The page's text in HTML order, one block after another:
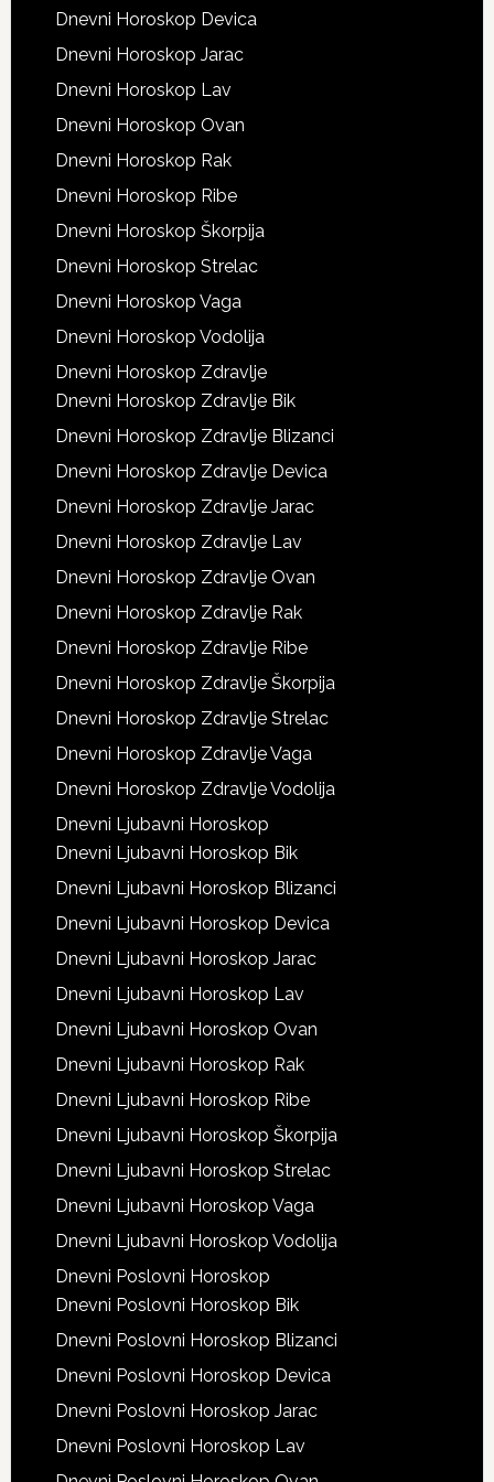
Dnevni Horoskop Devica
Dnevni Horoskop Jarac
Dnevni Horoskop Lav
Dnevni Horoskop Ovan
Dnevni Horoskop Rak
Dnevni Horoskop Ribe
Dnevni Horoskop Škorpija
Dnevni Horoskop Strelac
Dnevni Horoskop Vaga
Dnevni Horoskop Vodolija
Dnevni Horoskop Zdravlje
Dnevni Horoskop Zdravlje Bik
Dnevni Horoskop Zdravlje Blizanci
Dnevni Horoskop Zdravlje Devica
Dnevni Horoskop Zdravlje Jarac
Dnevni Horoskop Zdravlje Lav
Dnevni Horoskop Zdravlje Ovan
Dnevni Horoskop Zdravlje Rak
Dnevni Horoskop Zdravlje Ribe
Dnevni Horoskop Zdravlje Škorpija
Dnevni Horoskop Zdravlje Strelac
Dnevni Horoskop Zdravlje Vaga
Dnevni Horoskop Zdravlje Vodolija
Dnevni Ljubavni Horoskop
Dnevni Ljubavni Horoskop Bik
Dnevni Ljubavni Horoskop Blizanci
Dnevni Ljubavni Horoskop Devica
Dnevni Ljubavni Horoskop Jarac
Dnevni Ljubavni Horoskop Lav
Dnevni Ljubavni Horoskop Ovan
Dnevni Ljubavni Horoskop Rak
Dnevni Ljubavni Horoskop Ribe
Dnevni Ljubavni Horoskop Škorpija
Dnevni Ljubavni Horoskop Strelac
Dnevni Ljubavni Horoskop Vaga
Dnevni Ljubavni Horoskop Vodolija
Dnevni Poslovni Horoskop
Dnevni Poslovni Horoskop Bik
Dnevni Poslovni Horoskop Blizanci
Dnevni Poslovni Horoskop Devica
Dnevni Poslovni Horoskop Jarac
Dnevni Poslovni Horoskop Lav